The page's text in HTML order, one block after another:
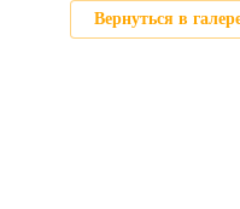
Вернуться в